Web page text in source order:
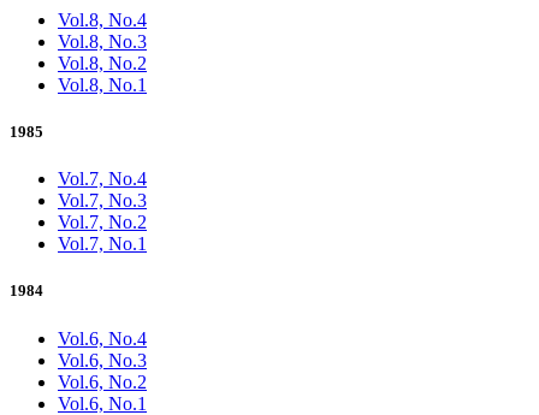
Vol.8, No.4
Vol.8, No.3
Vol.8, No.2
Vol.8, No.1
1985
Vol.7, No.4
Vol.7, No.3
Vol.7, No.2
Vol.7, No.1
1984
Vol.6, No.4
Vol.6, No.3
Vol.6, No.2
Vol.6, No.1